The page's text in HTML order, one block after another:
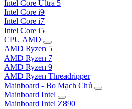
Intel Core Ultra 5
Intel Core i9
Intel Core i7
Intel Core i5
CPU AMD
AMD Ryzen 5
AMD Ryzen 7
AMD Ryzen 9
AMD Ryzen Threadripper
Mainboard - Bo Mạch Chủ
Mainboard Intel
Mainboard Intel Z890